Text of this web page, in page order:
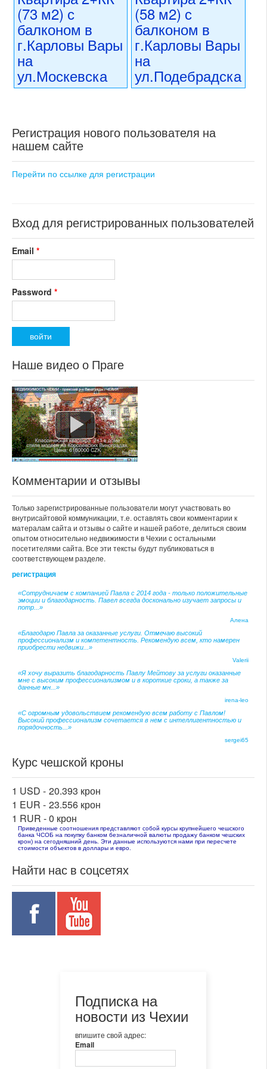
раздел: квартиры
состояние: после
реконструкции
номер объекта:20503
(73 м2) с
балконом в
г.Карловы Вары
на
ул.Москевска
состояние: новостройка
номер объекта:20492
(58 м2) с
балконом в
г.Карловы Вары
на
ул.Подебрадска
состояние: после
реконструкции
Регистрация нового пользователя на
нашем сайте
Перейти по ссылке для регистрации
Вход для регистрированных пользователей
Email *
Password *
Наше видео о Праге
Комментарии и отзывы
Только зарегистрированные пользователи могут участвовать во
внутрисайтовой коммуникации, т.е. оставлять свои комментарии к
матералам сайта и отзывы о сайте и нашей работе, делиться своим
опытом относительно недвижимости в Чехии с остальными
посетителями сайта. Все эти тексты будут публиковаться в
соответствующем разделе.
регистрация
«Сотрудничаем с компанией Павла с 2014 года - только положительные
эмоции и благодарность. Павел всегда досконально изучает запросы и
потр...»
Алена
«Благодарю Павла за оказанные услуги. Отмечаю высокий
профессионализм и компетентность. Рекомендую всем, кто намерен
приобрести недвижи...»
Valerii
«Я хочу выразить благодарность Павлу Мейтову за услуги оказанные
мне с высоким профессионализмом и в короткие сроки, а также за
данные мн...»
irena-leo
«С огромным удовольствием рекомендую всем работу с Павлом!
Высокий профессионализм сочетается в нем с интеллигентностью и
порядочность...»
sergei65
Курс чешской кроны
1 USD - 20.393 крон
1 EUR - 23.556 крон
1 RUR -0 крон
Приведенные соотношения представляют собой курсы крупнейшего чешского
банка ЧСОБ на покупку банком безналичной валюты продажу банком чешских
крон) на сегодняшний день. Эти данные используются нами при пересчете
стоимости объектов в доллары и евро.
Найти нас в соцсетях
Подписка на
новости из Чехии
впишите свой адрес:
Email